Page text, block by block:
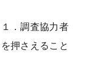
．調査協力者
押さえること